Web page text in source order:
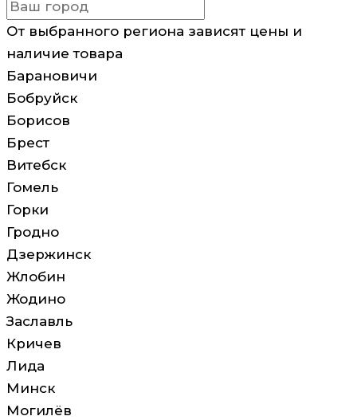
От выбранного региона зависят цены и
наличие товара
Барановичи
Бобруйск
Борисов
Брест
Витебск
Гомель
Горки
Гродно
Дзержинск
Жлобин
Жодино
Заславль
Кричев
Лида
Минск
Могилёв